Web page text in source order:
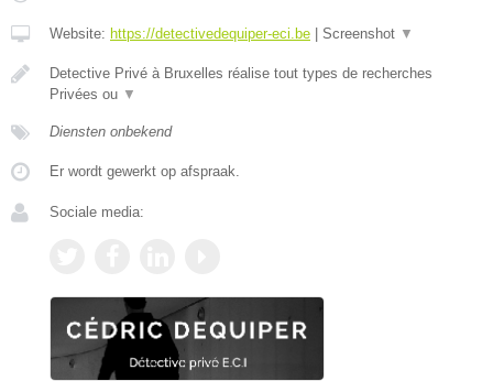
Website: https://detectivedequiper-eci.be | Screenshot ▼
Detective Privé à Bruxelles réalise tout types de recherches
Privées ou ▼
Diensten onbekend
Er wordt gewerkt op afspraak.
Sociale media: